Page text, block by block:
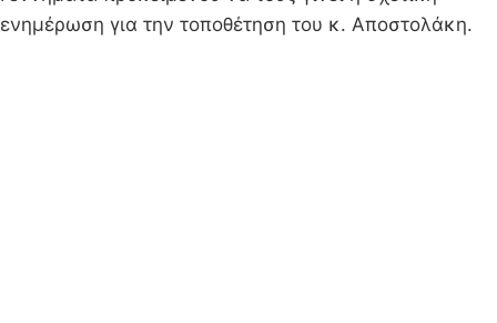
ενημέρωση για την τοποθέτηση του κ. Αποστολάκη.